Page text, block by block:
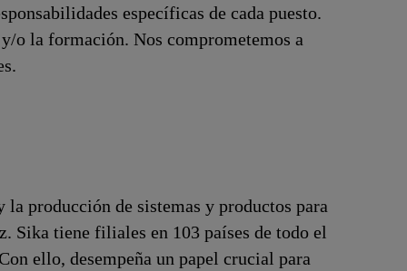
específicas de cada puesto.
o la formación. Nos comprometemos a
producción de sistemas y productos para
Sika tiene filiales en 103 países de todo el
ello, desempeña un papel crucial para